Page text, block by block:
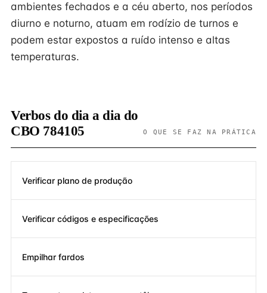
ambientes fechados e a céu aberto, nos períodos
diurno e noturno, atuam em rodízio de turnos e
podem estar expostos a ruído intenso e altas
temperaturas.
Verbos do dia a dia do
CBO 784105
O QUE SE FAZ NA PRÁTICA
Verificar plano de produção
Verificar códigos e especificações
Empilhar fardos